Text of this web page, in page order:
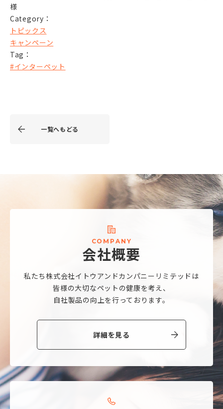
様
Category：
トピックス
キャンペーン
Tag：
#インターペット
一覧へもどる
CO M P A N Y
会社概要
私たち株式会社イトウアンドカンパニーリミテッドは
皆様の大切なペットの健康を考え、
自社製品の向上を行っております。
詳細を見る